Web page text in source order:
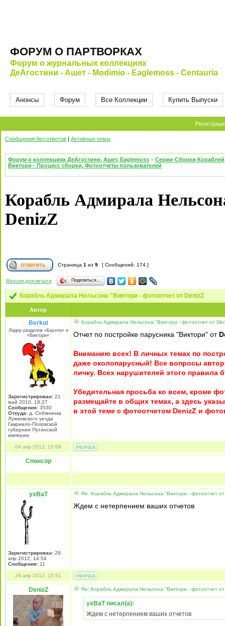
ФОРУМ О ПАРТВОРКАХ
Форум о журнальных коллекциях
ДеАгостини - Ашет - Modimio - Eaglemoss - Centauria
Анонсы Форум Все Коллекции Купить Выпуски
Сообщения без ответов | Активные темы
Форум о коллекциях ДеАгостини, Ашет, Eaglemoss » Серии-Сборки Кораблей
Виктори - Процесс сборки, Фотоотчеты пользователей
Корабль Адмирала
DenizZ
Страница 1 из 9 [ Сообщений: 174 ]
Версия для печати Поделиться…
Корабль Адмирала Нельсона "Виктори - фотоотчет от DenizZ
Автор
Berkut
Лидер разделов «Баунти» и
«Виктори»
Зарегистрирован: 21
май 2010, 18:27
Сообщения: 3530
Откуда: д. Собянинка
Лужковского уезда
Гавриило-Поповской
губернии Путинской
империи
Корабль Адмирала Нельсона "Виктори - фотоотчет от
Отчет по постройке парусника "Виктори" от
Вниманию всех! В личных темах по
даже околопарусный! Все вопросы
личку. Всех нарушителей этого правила
Убедительная просьба ко всем, кроме
размещайте в общих темах, а здесь
в этой теме с фотоотчетом DenizZ и
04 апр 2012, 15:09
Спонсор
yxBaT
Зарегистрирован: 29
апр 2012, 14:54
Сообщения: 11
Re: Корабль Адмирала Нельсона "Виктори - фотоотчет от
Ждем с нетерпением ваших отчетов
29 апр 2012, 15:51
DenizZ Re: Корабль Адмирала Нельсона "Виктори - фотоотчет от
yxBaT писал(а):
Ждем с нетерпением ваших отчетов